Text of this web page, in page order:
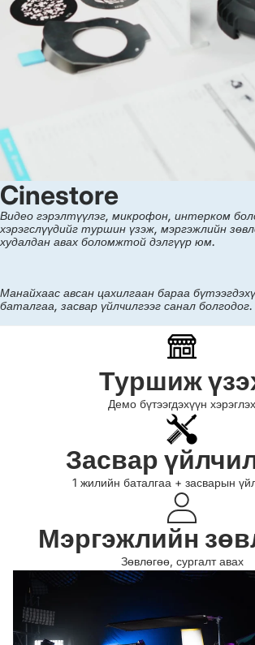
Cinestore
Видео гэрэлтүүлэг, микрофон, интерком
хэрэгслүүдийг туршин үзэж, мэргэжлийн
худалдан авах боломжтой дэлгүүр юм.
Манайхаас авсан цахилгаан бараа
баталгаа, засвар үйлчилгээг санал болгодог.
Туршиж
Демо бүтээгдэхүүн хэрэглэх
Засвар
1 жилийн баталгаа + засварын
Мэргэжлийн
Зөвлөгөө, сургалт авах